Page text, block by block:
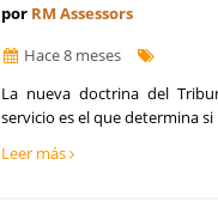
por RM Assessors
Hace 8 meses
La nueva doctrina del
servicio es el que determina
Leer más